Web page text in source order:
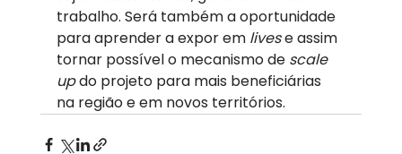
trabalho. Será também a oportunidade
para aprender a expor em lives e assim
tornar possível o mecanismo de scale
up do projeto para mais beneficiárias
na região e em novos territórios.